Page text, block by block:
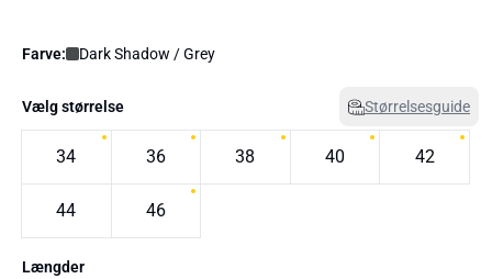
Farve: Dark Shadow / Grey
Vælg størrelse Størrelsesguide
34 36 38 40 42
44 46
Længder